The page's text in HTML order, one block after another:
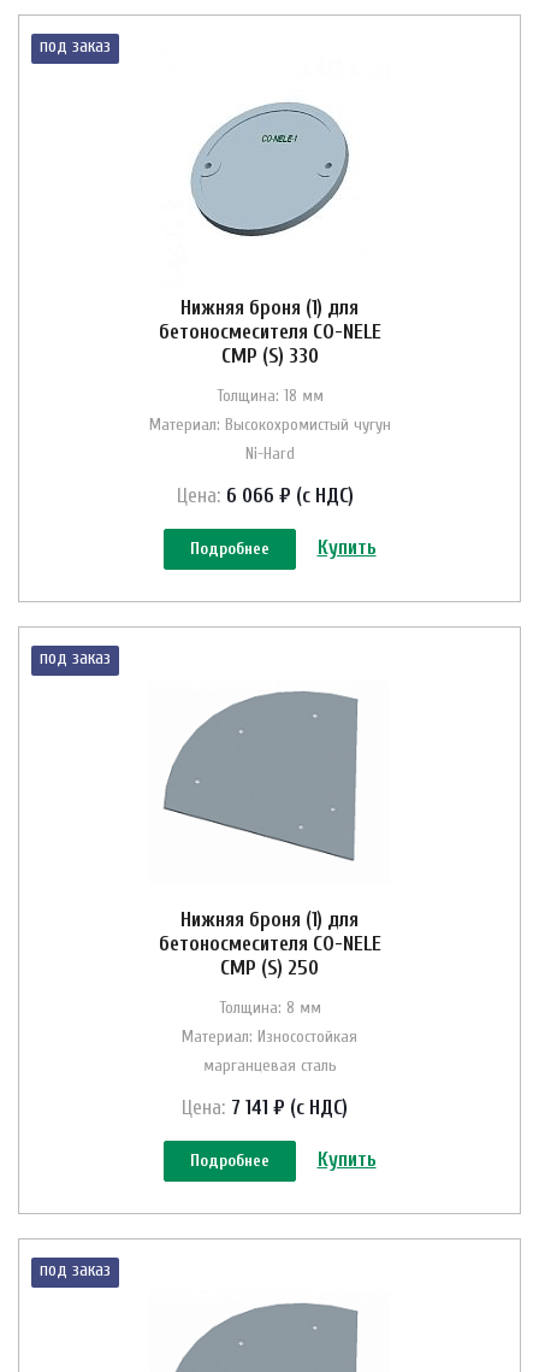
под заказ
Нижняя броня (1) для
бетоносмесителя CO-NELE
CMP (S) 330
Толщина: 18 мм
Материал: Высокохромистый чугун
Ni-Hard
Цена: 6 066 ₽ (с НДС)
Подробнее Купить
под заказ
Нижняя броня (1) для
бетоносмесителя CO-NELE
CMP (S) 250
Толщина: 8 мм
Материал: Износостойкая
марганцевая сталь
Цена: 7 141 ₽ (с НДС)
Подробнее Купить
под заказ